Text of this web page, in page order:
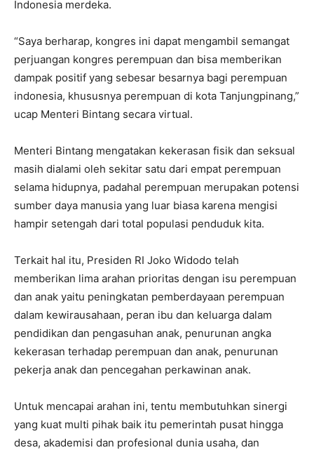
Indonesia merdeka.
“Saya berharap, kongres ini dapat mengambil semangat
perjuangan kongres perempuan dan bisa memberikan
dampak positif yang sebesar besarnya bagi perempuan
indonesia, khususnya perempuan di kota Tanjungpinang,”
ucap Menteri Bintang secara virtual.
Menteri Bintang mengatakan kekerasan fisik dan seksual
masih dialami oleh sekitar satu dari empat perempuan
selama hidupnya, padahal perempuan merupakan potensi
sumber daya manusia yang luar biasa karena mengisi
hampir setengah dari total populasi penduduk kita.
Terkait hal itu, Presiden RI Joko Widodo telah
memberikan lima arahan prioritas dengan isu perempuan
dan anak yaitu peningkatan pemberdayaan perempuan
dalam kewirausahaan, peran ibu dan keluarga dalam
pendidikan dan pengasuhan anak, penurunan angka
kekerasan terhadap perempuan dan anak, penurunan
pekerja anak dan pencegahan perkawinan anak.
Untuk mencapai arahan ini, tentu membutuhkan sinergi
yang kuat multi pihak baik itu pemerintah pusat hingga
desa, akademisi dan profesional dunia usaha, dan